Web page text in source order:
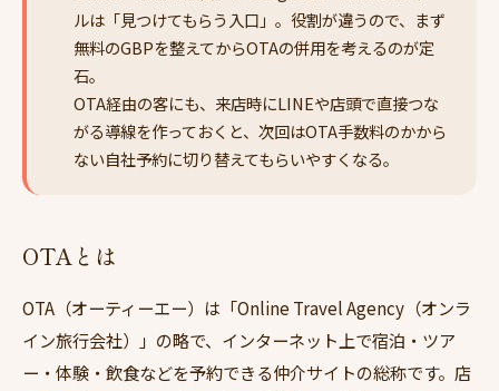
ルは「見つけてもらう入口」。役割が違うので、まず
無料のGBPを整えてからOTAの併用を考えるのが定
石。
OTA経由の客にも、来店時にLINEや店頭で直接つな
がる導線を作っておくと、次回はOTA手数料のかから
ない自社予約に切り替えてもらいやすくなる。
OTAとは
OTA（オーティーエー）は「Online Travel Agency（オンラ
イン旅行会社）」の略で、インターネット上で宿泊・ツア
ー・体験・飲食などを予約できる仲介サイトの総称です。店